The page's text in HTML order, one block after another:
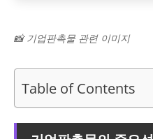
📸 기업판촉물 관련 이미지
Table of Contents